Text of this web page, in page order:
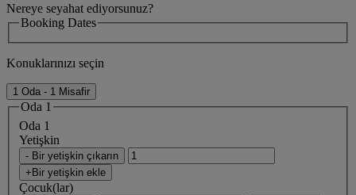
Nereye seyahat ediyorsunuz?
Booking Dates
Konuklarınızı seçin
1 Oda - 1 Misafir
Oda 1
Oda 1
Yetişkin
- Bir yetişkin çıkarın
+Bir yetişkin ekle
Çocuk(lar)